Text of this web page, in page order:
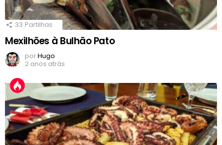
33 Partilhas
Mexilhões à Bulhão Pato
porHugo
2 anos atrás